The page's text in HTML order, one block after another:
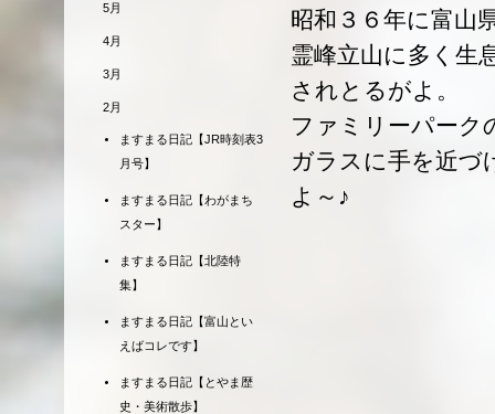
昭和３６年に富山
霊峰立山に多く生
されとるがよ。
ファミリーパーク
ガラスに手を近づ
よ～♪
5月
4月
3月
2月
ますまる日記【JR時刻表3
月号】
ますまる日記【わがまち
スター】
ますまる日記【北陸特
集】
ますまる日記【富山とい
えばコレです】
ますまる日記【とやま歴
史・美術散歩】